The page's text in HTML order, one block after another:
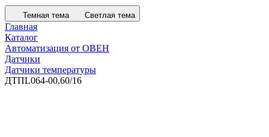
Темная тема Светлая тема
Главная
Каталог
Автоматизация от ОВЕН
Датчики
Датчики температуры
ДТПL064-00.60/16